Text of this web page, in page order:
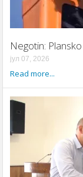
Negotin:
јул 07, 2026
Read more...